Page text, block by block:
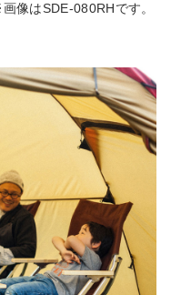
像はSDE-080RHです。